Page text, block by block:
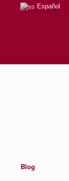
Blog
Español